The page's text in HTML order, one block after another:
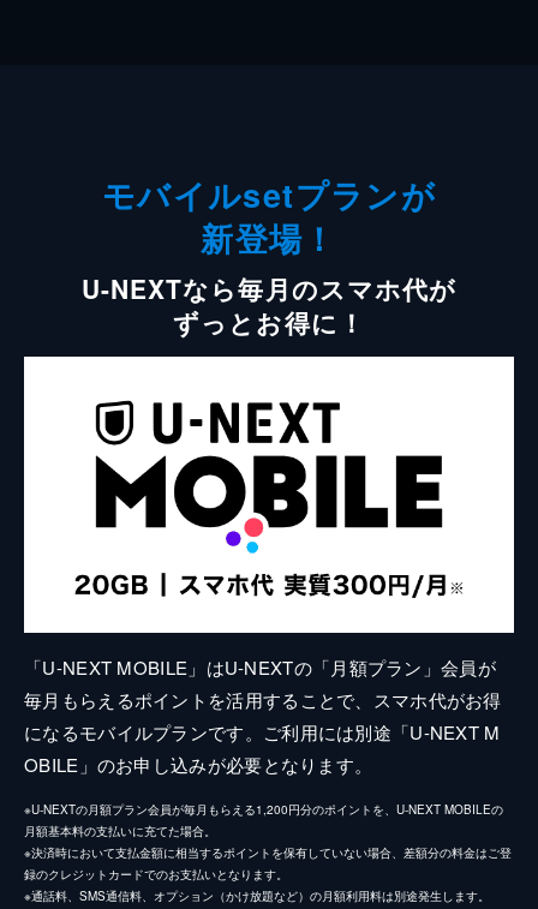
モバイルsetプランが
新登場！
U-NEXTなら毎月のスマホ代が
ずっとお得に！
「U-NEXT MOBILE」はU-NEXTの「月額プラン」会員が
毎月もらえるポイントを活用することで、スマホ代がお得
になるモバイルプランです。ご利用には別途「U-NEXT M
OBILE」のお申し込みが必要となります。
※U-NEXTの月額プラン会員が毎月もらえる1,200円分のポイントを、U-NEXT MOBILEの
月額基本料の支払いに充てた場合。
※決済時において支払金額に相当するポイントを保有していない場合、差額分の料金はご登
録のクレジットカードでのお支払いとなります。
※通話料、SMS通信料、オプション（かけ放題など）の月額利用料は別途発生します。